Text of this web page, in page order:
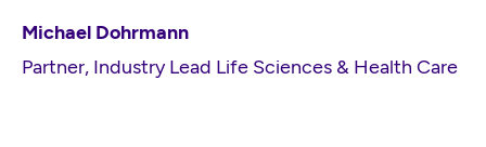
Michael Dohrmann
Partner, Industry Lead Life Sciences & Health Care